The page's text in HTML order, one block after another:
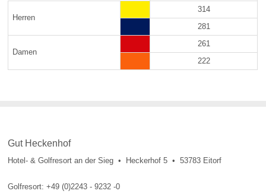
Herren
314
281
Damen
261
222
Gut Heckenhof
Hotel- & Golfresort an der Sieg • Heckerhof 5 • 53783 Eitorf
Golfresort: +49 (0)2243 - 9232 -0